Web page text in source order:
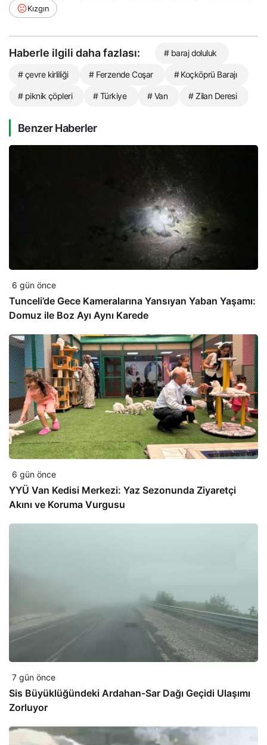
Kızgın
Haberle ilgili daha fazlası: # baraj doluluk
# çevre kirliliği # Ferzende Coşar # Koçköprü Barajı
# piknik çöpleri # Türkiye # Van # Zilan Deresi
Benzer Haberler
6 gün önce
Tunceli’de Gece Kameralarına Yansıyan Yaban Yaşamı:
Domuz ile Boz Ayı Aynı Karede
6 gün önce
YYÜ Van Kedisi Merkezi: Yaz Sezonunda Ziyaretçi
Akını ve Koruma Vurgusu
7 gün önce
Sis Büyüklüğündeki Ardahan-Sar Dağı Geçidi Ulaşımı
Zorluyor